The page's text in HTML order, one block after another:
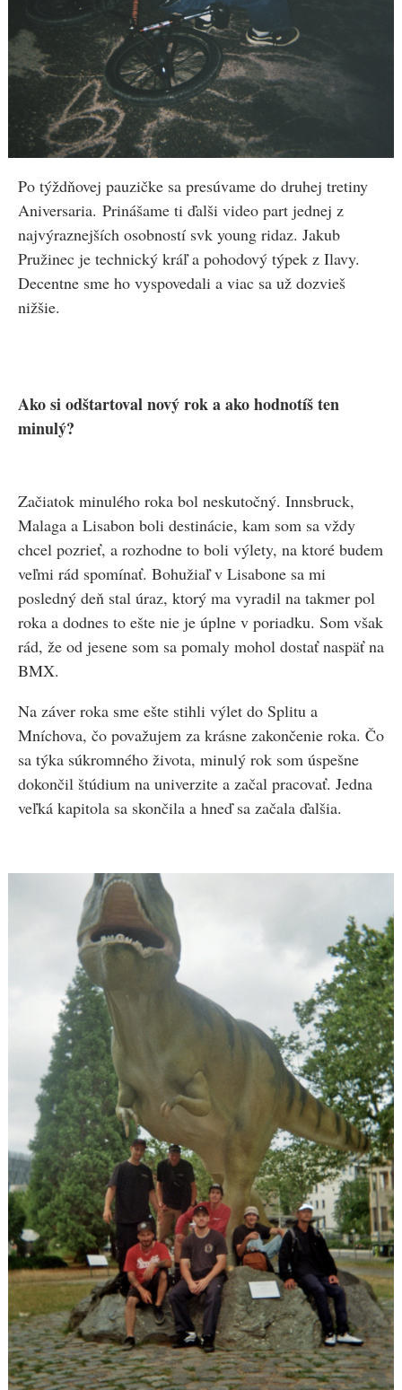
Po týždňovej pauzičke sa presúvame do druhej tretiny
Aniversaria. Prinášame ti ďalši video part jednej z
najvýraznejších osobností svk young ridaz. Jakub
Pružinec je technický kráľ a pohodový týpek z Ilavy.
Decentne sme ho vyspovedali a viac sa už dozvieš
nižšie.
Ako si odštartoval nový rok a ako hodnotíš ten
minulý?
Začiatok minulého roka bol neskutočný. Innsbruck,
Malaga a Lisabon boli destinácie, kam som sa vždy
chcel pozrieť, a rozhodne to boli výlety, na ktoré budem
veľmi rád spomínať. Bohužiaľ v Lisabone sa mi
posledný deň stal úraz, ktorý ma vyradil na takmer pol
roka a dodnes to ešte nie je úplne v poriadku. Som však
rád, že od jesene som sa pomaly mohol dostať naspäť na
BMX.
Na záver roka sme ešte stihli výlet do Splitu a
Mníchova, čo považujem za krásne zakončenie roka. Čo
sa týka súkromného života, minulý rok som úspešne
dokončil štúdium na univerzite a začal pracovať. Jedna
veľká kapitola sa skončila a hneď sa začala ďalšia.